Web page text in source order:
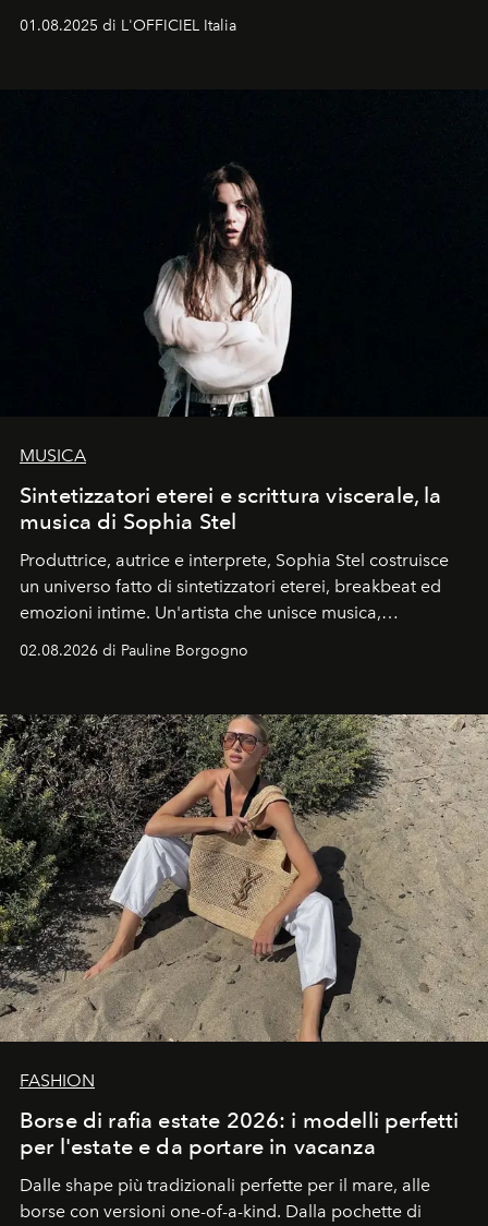
01.08.2025 di L'OFFICIEL Italia
MUSICA
Sintetizzatori eterei e scrittura viscerale, la
musica di Sophia Stel
Produttrice, autrice e interprete, Sophia Stel costruisce
un universo fatto di sintetizzatori eterei, breakbeat ed
emozioni intime. Un'artista che unisce musica,
immaginario visivo e vulnerabilità senza confini.
02.08.2026 di Pauline Borgogno
FASHION
Borse di rafia estate 2026: i modelli perfetti
per l'estate e da portare in vacanza
Dalle shape più tradizionali perfette per il mare, alle
borse con versioni one-of-a-kind. Dalla pochette di